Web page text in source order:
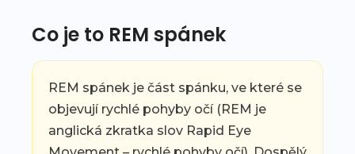
Co je to REM spánek
REM spánek je část spánku, ve které se
objevují rychlé pohyby očí (REM je
anglická zkratka slov Rapid Eye